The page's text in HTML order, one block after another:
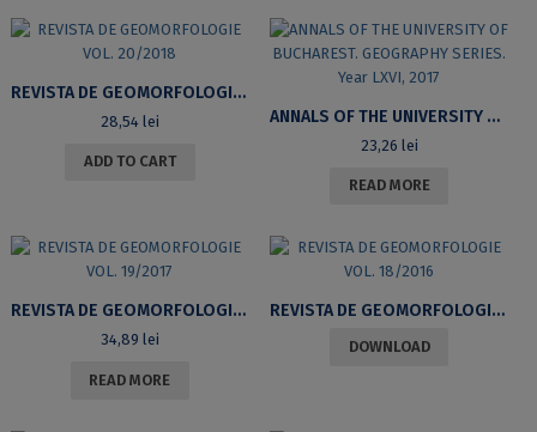
REVISTA DE GEOMORFOLOGIE VOL. 20/2018
28,54 lei
ADD TO CART
ANNALS OF THE UNIVERSITY OF BUCHAREST. GEOGRAPHY SERIES. YEAR LXVI, 2017
23,26 lei
READ MORE
REVISTA DE GEOMORFOLOGIE VOL. 19/2017
34,89 lei
READ MORE
REVISTA DE GEOMORFOLOGIE VOL. 18/2016
DOWNLOAD